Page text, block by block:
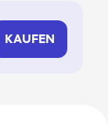
KAUFEN